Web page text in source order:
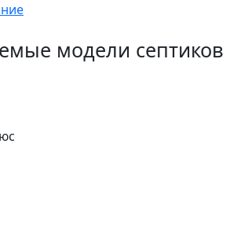
модели септиков